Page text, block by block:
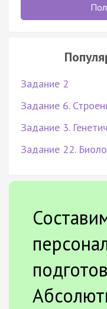
Задание 2
Задание 6.
Задание 3.
Задание 22.